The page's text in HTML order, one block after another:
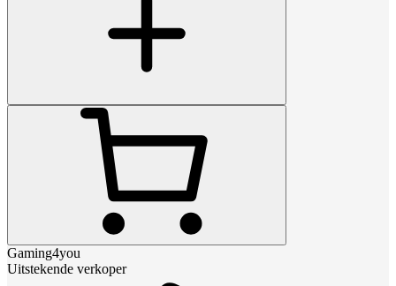
Gaming4you
Uitstekende verkoper